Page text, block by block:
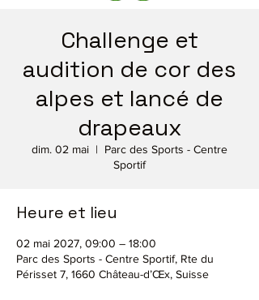
Challenge et
audition de cor des
alpes et lancé de
drapeaux
dim. 02 mai
  |
Parc des Sports - Centre
Sportif
Heure et lieu
02 mai 2027, 09:00 – 18:00
Parc des Sports - Centre Sportif, Rte du
Périsset 7, 1660 Château-d’Œx, Suisse